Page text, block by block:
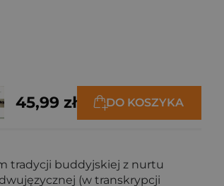
45,99 zł DO KOSZYKA
tradycji buddyjskiej z nurtu
(w transkrypcji